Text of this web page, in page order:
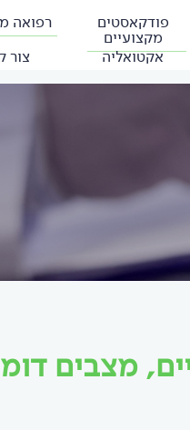
פודקאסטים
מקצועיים
רפואה
אקטואליה צור
מצבים